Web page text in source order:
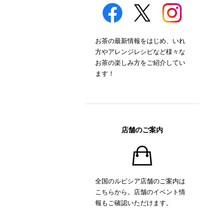
お茶の最新情報をはじめ、いれ
方やアレンジレシピなど様々な
お茶の楽しみ方をご紹介してい
ます！
店舗のご案内
全国のルピシア店舗のご案内は
こちらから。店舗のイベント情
報もご確認いただけます。